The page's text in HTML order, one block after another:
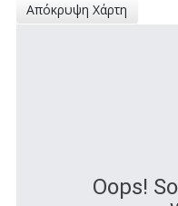
Απόκρυψη Χάρτη
Oops!